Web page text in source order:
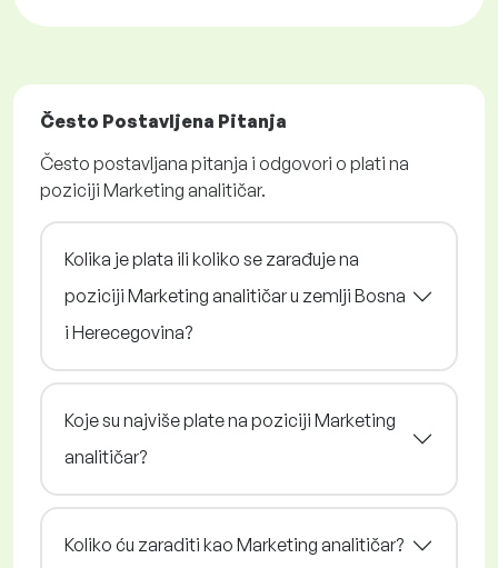
Često Postavljena Pitanja
Često postavljana pitanja i odgovori o plati na
poziciji Marketing analitičar.
Kolika je plata ili koliko se zarađuje na
poziciji Marketing analitičar u zemlji Bosna
i Herecegovina?
Koje su najviše plate na poziciji Marketing
analitičar?
Koliko ću zaraditi kao Marketing analitičar?